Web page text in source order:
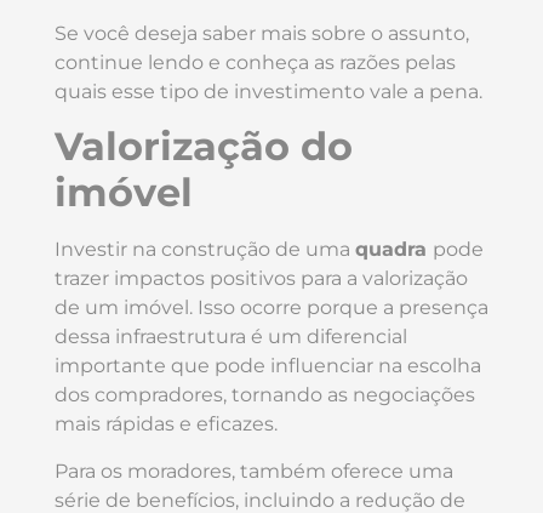
Se você deseja saber mais sobre o assunto,
continue lendo e conheça as razões pelas
quais esse tipo de investimento vale a pena.
Valorização do
imóvel
Investir na construção de uma quadra pode
trazer impactos positivos para a valorização
de um imóvel. Isso ocorre porque a presença
dessa infraestrutura é um diferencial
importante que pode influenciar na escolha
dos compradores, tornando as negociações
mais rápidas e eficazes.
Para os moradores, também oferece uma
série de benefícios, incluindo a redução de